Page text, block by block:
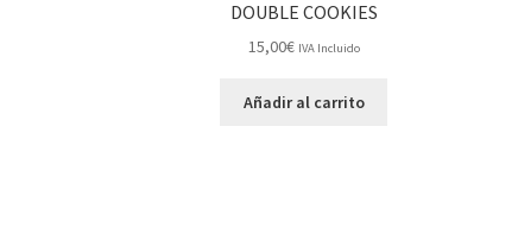
DOUBLE COOKIES
15,00€ IVA Incluido
Añadir al carrito